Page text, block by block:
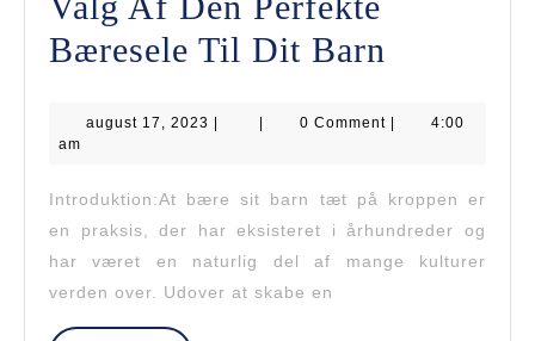
Bæresele Til Dit Barn
Guide
Valg
Af
august 17, 2023 august
| | 0 Comment |
4:00
am
Introduktion:At bære sit barn tæt på kroppen er
en praksis, der har eksisteret i århundreder og
har været en naturlig del af mange kulturer
verden over. Udover at skabe en